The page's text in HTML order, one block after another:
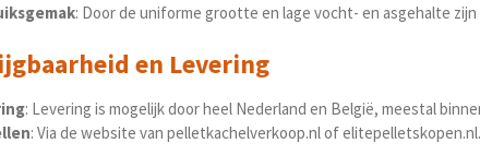
: Door de uniforme grootte en lage vocht- en asgehalte
en Levering
: Levering is mogelijk door heel Nederland en België, meestal
: Via de website van pelletkachelverkoop.nl of elitepelletskopen.nl.